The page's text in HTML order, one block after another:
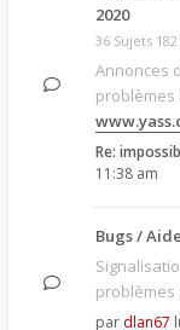
2020
36 Sujets
Annonces
problèmes
Re:
11:38 am
Bugs /
problèmes
par dlan67